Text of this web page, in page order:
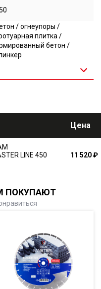
/ огнеупоры /
плитка /
бетон /
Цена
LINE 450
11 520₽
ПОКУПАЮТ